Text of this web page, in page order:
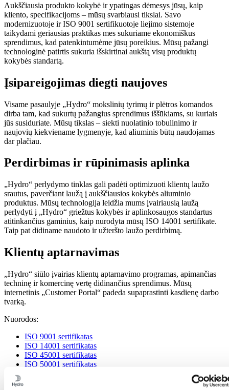
Aukščiausia produkto kokybė ir ypatingas dėmesys jūsų, kaip
kliento, specifikacijoms – mūsų svarbiausi tikslai. Savo
modernizuotoje ir ISO 9001 sertifikuotoje liejimo sistemoje
taikydami geriausias praktikas mes sukuriame ekonomiškus
sprendimus, kad patenkintumėme jūsų poreikius. Mūsų pažangi
technologinė patirtis sukuria išskirtinai aukštą visų produktų
kokybės standartą.
Įsipareigojimas diegti naujoves
Visame pasaulyje „Hydro“ mokslinių tyrimų ir plėtros komandos
dirba tam, kad sukurtų pažangius sprendimus iššūkiams, su kuriais
jūs susiduriate. Mūsų tikslas – siekti nuolatinio tobulinimo ir
naujovių kiekviename lygmenyje, kad aliuminis būtų naudojamas
dar plačiau.
Perdirbimas ir rūpinimasis aplinka
„Hydro“ perlydymo tinklas gali padėti optimizuoti klientų laužo
srautus, paverčiant laužą į aukščiausios kokybės aliuminio
produktus. Mūsų technologija leidžia mums įvairiausią laužą
perlydyti į „Hydro“ griežtus kokybės ir aplinkosaugos standartus
atitinkančius gaminius, kaip nurodyta mūsų ISO 14001 sertifikate.
Taip pat didiname naudoto ir užteršto laužo perdirbimą.
Klientų aptarnavimas
„Hydro“ siūlo įvairias klientų aptarnavimo programas, apimančias
techninę ir komercinę vertę didinančius sprendimus. Mūsų
internetinis „Customer Portal“ padeda supaprastinti kasdienę darbo
tvarką.
Nuorodos:
ISO 9001 sertifikatas
ISO 14001 sertifikatas
ISO 45001 sertifikatas
ISO 50001 sertifikatas
Susijęs